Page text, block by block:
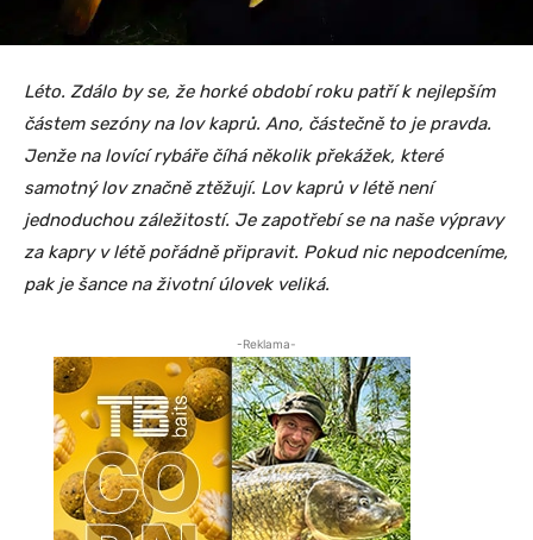
Léto. Zdálo by se, že horké období roku patří k nejlepším
částem sezóny na lov kaprů. Ano, částečně to je pravda.
Jenže na lovící rybáře číhá několik překážek, které
samotný lov značně ztěžují. Lov kaprů v létě není
jednoduchou záležitostí. Je zapotřebí se na naše výpravy
za kapry v létě pořádně připravit. Pokud nic nepodceníme,
pak je šance na životní úlovek veliká.
-Reklama-